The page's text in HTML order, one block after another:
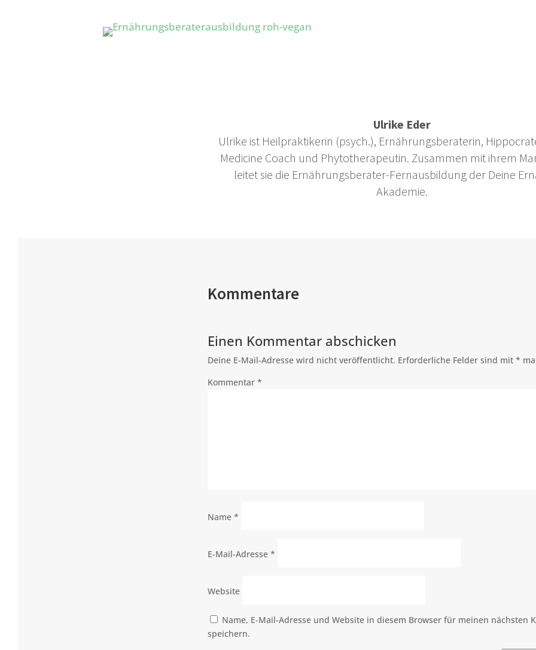
Ulrike Eder
Ulrike ist Heilpraktikerin (psych.), Ernährungsberaterin,
Medicine Coach und Phytotherapeutin. Zusammen mit ihrem
leitet sie die Ernährungsberater-Fernausbildung der Deine
Akademie.
Kommentare
Einen Kommentar abschicken
Deine E-Mail-Adresse wird nicht veröffentlicht. Erforderliche Felder sind mit *
Kommentar *
Name *
E-Mail-Adresse *
Website
Name, E-Mail-Adresse und Website in diesem Browser für meinen nächsten
speichern.